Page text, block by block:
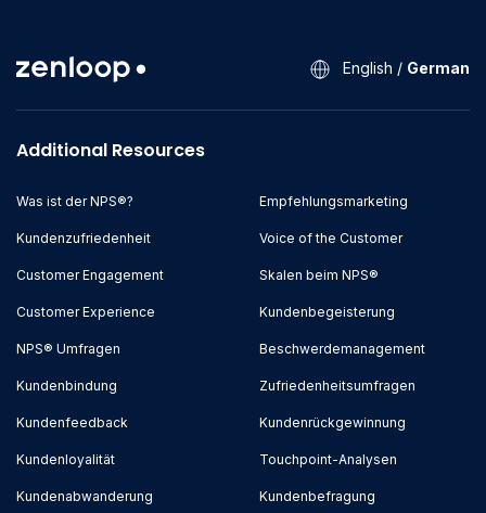
English / German
Additional Resources
Was ist der NPS®?
Kundenzufriedenheit
Customer Engagement
Customer Experience
NPS® Umfragen
Kundenbindung
Empfehlungsmarketing
Voice of the Customer
Skalen beim NPS®
Kundenbegeisterung
Beschwerdemanagement
Zufriedenheitsumfragen
Kundenfeedback
Kundenloyalität
Kundenabwanderung
Kundenrückgewinnung
Touchpoint-Analysen
Kundenbefragung